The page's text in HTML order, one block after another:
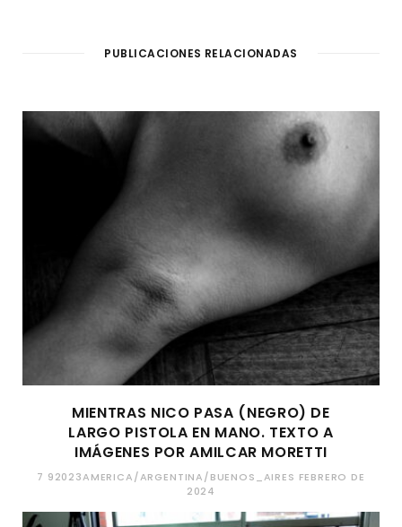
PUBLICACIONES RELACIONADAS
MIENTRAS NICO PASA (NEGRO) DE
LARGO PISTOLA EN MANO. TEXTO A
IMÁGENES POR AMILCAR MORETTI
7 92023AMERICA/ARGENTINA/BUENOS_AIRES FEBRERO DE
2024